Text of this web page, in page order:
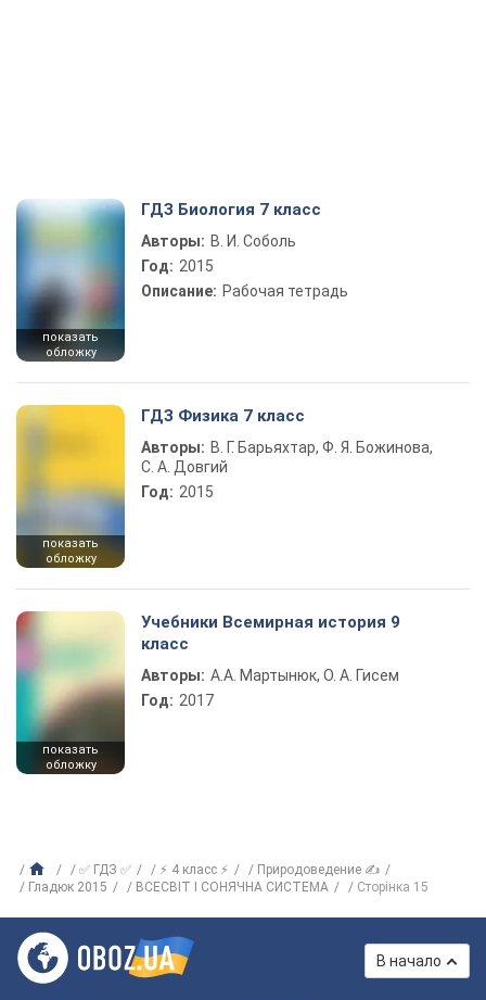
показать
обложку
ГДЗ Биология 7 класс
Авторы: В. И. Соболь
Год: 2015
Описание: Рабочая тетрадь
показать
обложку
ГДЗ Физика 7 класс
Авторы: В. Г. Барьяхтар, Ф. Я. Божинова,
С. А. Довгий
Год: 2015
показать
обложку
Учебники Всемирная история 9
класс
Авторы: А.А. Мартынюк, О. А. Гисем
Год: 2017
✅ ГДЗ ✅ ⚡ 4 класс ⚡
Природоведение ✍
Гладюк 2015
ВСЕСВІТ І СОНЯЧНА СИСТЕМА Сторінка 15
В начало